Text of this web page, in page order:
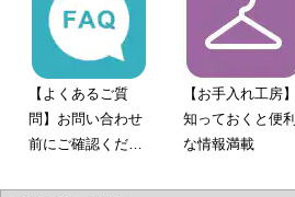
【よくあるご質
問】お問い合わせ
前にご確認くださ
【お手入れ工房】
知っておくと便利
な情報満載